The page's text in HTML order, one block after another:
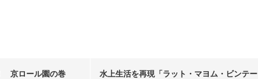
京ロール園の巻
水上生活を再現「ラット・マヨム・ビンテー